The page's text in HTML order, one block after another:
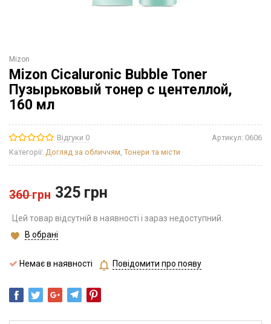
Mizon
Mizon Cicaluronic Bubble Toner
Пузырьковый тонер с центеллой,
160 мл
Відгуки 0 Артикул: 0606
Категорії: Догляд за обличчям, Тонери та місти
360грн 325 грн
Цей товар відсутній в наявності і зараз недоступний.
В обрані
Немає в наявності Повідомити про появу